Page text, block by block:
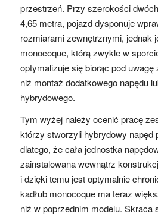
przestrzeń. Przy szerokości
4,65 metra, pojazd dysponuje
rozmiarami zewnętrznymi, jednak
monocoque, którą zwykle w
optymalizuje się biorąc pod uwagę
niż montaż dodatkowego napędu
hybrydowego.
Tym wyżej należy ocenić pracę
którzy stworzyli hybrydowy napęd
dlatego, że cała jednostka
zainstalowana wewnątrz
i dzięki temu jest optymalnie
kadłub monocoque ma teraz
niż w poprzednim modelu. Skraca